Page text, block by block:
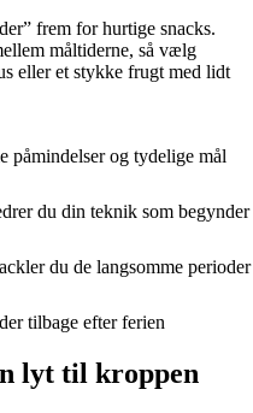
frem for hurtige snacks.
måltiderne, så vælg
eller et stykke frugt med lidt
påmindelser og tydelige mål
du din teknik som begynder
du de langsomme perioder
tilbage efter ferien
lyt til kroppen